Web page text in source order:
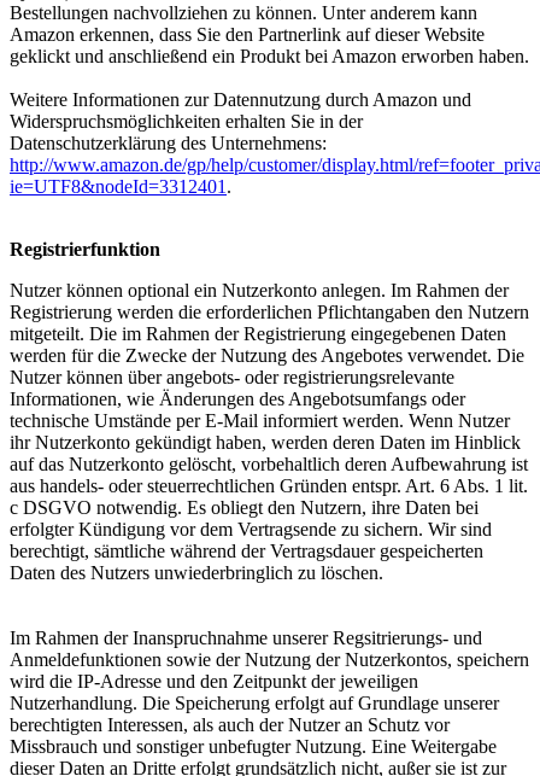
Bestellungen nachvollziehen zu können. Unter anderem kann
Amazon erkennen, dass Sie den Partnerlink auf dieser Website
geklickt und anschließend ein Produkt bei Amazon erworben haben.
Weitere Informationen zur Datennutzung durch Amazon und
Widerspruchsmöglichkeiten erhalten Sie in der
Datenschutzerklärung des Unternehmens:
http://www.amazon.de/gp/help/customer/display.html/
ie=UTF8&nodeId=3312401 .
Registrierfunktion
Nutzer können optional ein Nutzerkonto anlegen. Im Rahmen der
Registrierung werden die erforderlichen Pflichtangaben den Nutzern
mitgeteilt. Die im Rahmen der Registrierung eingegebenen Daten
werden für die Zwecke der Nutzung des Angebotes verwendet. Die
Nutzer können über angebots- oder registrierungsrelevante
Informationen, wie Änderungen des Angebotsumfangs oder
technische Umstände per E-Mail informiert werden. Wenn Nutzer
ihr Nutzerkonto gekündigt haben, werden deren Daten im Hinblick
auf das Nutzerkonto gelöscht, vorbehaltlich deren Aufbewahrung ist
aus handels- oder steuerrechtlichen Gründen entspr. Art. 6 Abs. 1 lit.
c DSGVO notwendig. Es obliegt den Nutzern, ihre Daten bei
erfolgter Kündigung vor dem Vertragsende zu sichern. Wir sind
berechtigt, sämtliche während der Vertragsdauer gespeicherten
Daten des Nutzers unwiederbringlich zu löschen.
Im Rahmen der Inanspruchnahme unserer Regsitrierungs- und
Anmeldefunktionen sowie der Nutzung der Nutzerkontos, speichern
wird die IP-Adresse und den Zeitpunkt der jeweiligen
Nutzerhandlung. Die Speicherung erfolgt auf Grundlage unserer
berechtigten Interessen, als auch der Nutzer an Schutz vor
Missbrauch und sonstiger unbefugter Nutzung. Eine Weitergabe
dieser Daten an Dritte erfolgt grundsätzlich nicht, außer sie ist zur